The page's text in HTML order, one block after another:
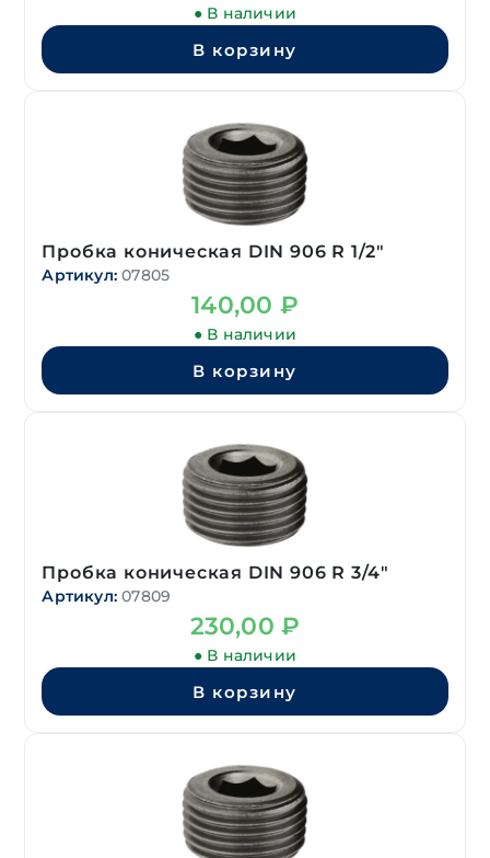
● В наличии
В корзину
Пробка коническая DIN 906 R 1/2″
Артикул: 07805
140,00 ₽
● В наличии
В корзину
Пробка коническая DIN 906 R 3/4″
Артикул: 07809
230,00₽
● В наличии
В корзину